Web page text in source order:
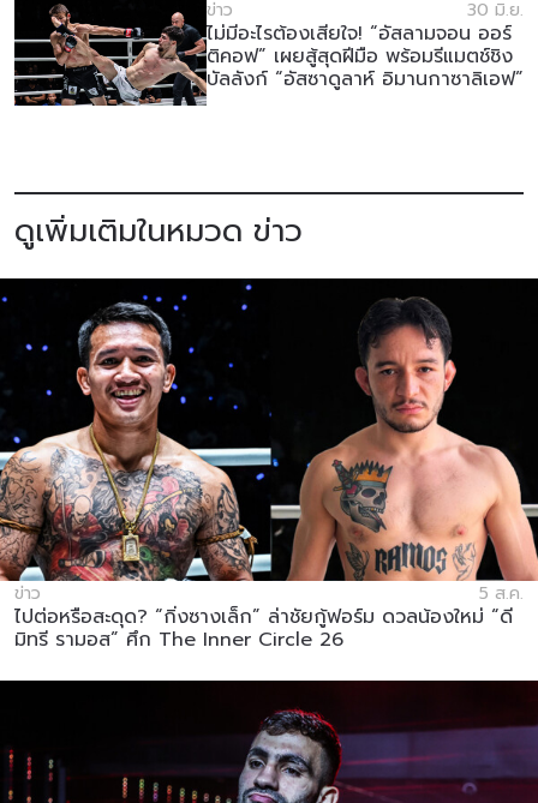
ข่าว 30 มิ.ย.
ไม่มีอะไรต้องเสียใจ! “อัสลามจอน ออร์
ติคอฟ” เผยสู้สุดฝีมือ พร้อมรีแมตช์ชิง
บัลลังก์ “อัสซาดูลาห์ อิมานกาซาลิเอฟ”
ดูเพิ่มเติมในหมวด ข่าว
ข่าว 5 ส.ค.
ไปต่อหรือสะดุด? “กิ่งซางเล็ก” ล่าชัยกู้ฟอร์ม ดวลน้องใหม่ “ดี
มิทรี รามอส” ศึก The Inner Circle 26